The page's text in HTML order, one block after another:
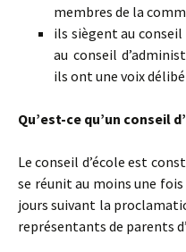
membres de la
ils siègent au conseil
au conseil
ils ont une voix
Qu’est-ce qu’un conseil
Le conseil d’école est
se réunit au moins une
jours suivant la
représentants de parents